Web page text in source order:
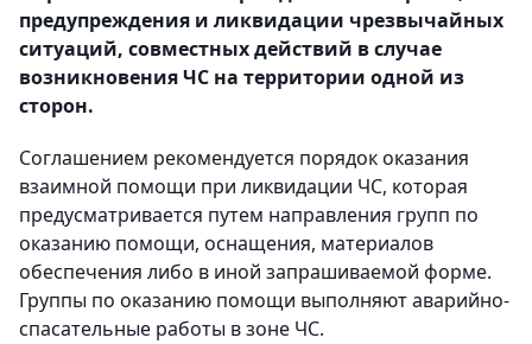
предупреждения и ликвидации чрезвычайных
ситуаций, совместных действий в случае
возникновения ЧС на территории одной из
сторон.
Соглашением рекомендуется порядок оказания
взаимной помощи при ликвидации ЧС, которая
предусматривается путем направления групп по
оказанию помощи, оснащения, материалов
обеспечения либо в иной запрашиваемой форме.
Группы по оказанию помощи выполняют аварийно-
спасательные работы в зоне ЧС.